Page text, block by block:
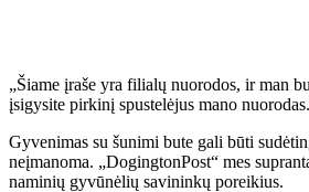
„Šiame įraše yra filialų nuorodos, ir man
įsigysite pirkinį spustelėjus mano
Gyvenimas su šunimi bute gali būti
neįmanoma. „DogingtonPost“ mes
naminių gyvūnėlių savininkų poreikius.